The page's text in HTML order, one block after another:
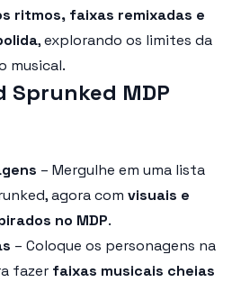
ritmos, faixas remixadas e
, explorando os limites da
musical.
Sprunked MDP
– Mergulhe em uma lista
agora com visuais e
no MDP.
– Coloque os personagens na
fazer faixas musicais cheias